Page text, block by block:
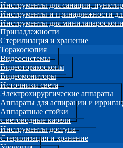
Инструменты для санации,
Инструменты и принадлежности
Инструменты для
Принадлежности
Стерилизация и хранение
Торакоскопия
Видеосистемы
Видеоторакоскопы
Видеомониторы
Источники света
Электрохирургические аппараты
Аппараты для аспирации и
Аппаратные стойки
Световодные кабели
Инструменты доступа
Стерилизация и хранение